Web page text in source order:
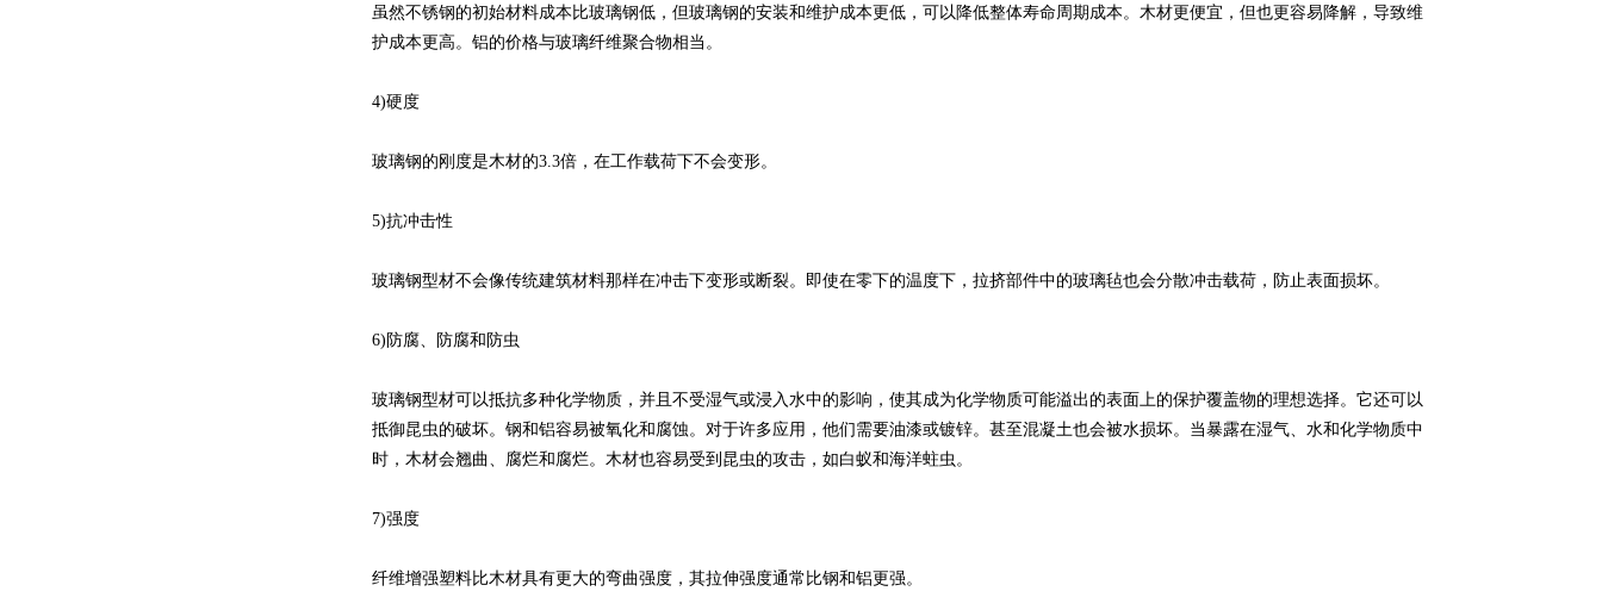
虽然不锈钢的初始材料成本比玻璃钢低，但玻璃钢的安装和维护成本更低，可以降低整体寿命周期成本。木材更便宜，但也更容易降解，导致维
护成本更高。铝的价格与玻璃纤维聚合物相当。
4)硬度
玻璃钢的刚度是木材的3.3倍，在工作载荷下不会变形。
5)抗冲击性
玻璃钢型材不会像传统建筑材料那样在冲击下变形或断裂。即使在零下的温度下，拉挤部件中的玻璃毡也会分散冲击载荷，防止表面损坏。
6)防腐、防腐和防虫
玻璃钢型材可以抵抗多种化学物质，并且不受湿气或浸入水中的影响，使其成为化学物质可能溢出的表面上的保护覆盖物的理想选择。它还可以
抵御昆虫的破坏。钢和铝容易被氧化和腐蚀。对于许多应用，他们需要油漆或镀锌。甚至混凝土也会被水损坏。当暴露在湿气、水和化学物质中
时，木材会翘曲、腐烂和腐烂。木材也容易受到昆虫的攻击，如白蚁和海洋蛀虫。
7)强度
纤维增强塑料比木材具有更大的弯曲强度，其拉伸强度通常比钢和铝更强。